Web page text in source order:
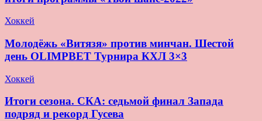
Хоккей
Молодёжь «Витязя» против минчан. Шестой
день OLIMPBET Турнира КХЛ 3×3
Хоккей
Итоги сезона. СКА: седьмой финал Запада
подряд и рекорд Гусева